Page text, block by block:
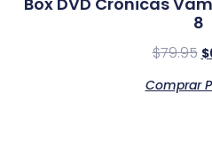
8
$79.95 $
Comprar